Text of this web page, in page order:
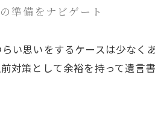
準備をナビゲート
い思いをするケースは少なく
対策として余裕を持って遺言